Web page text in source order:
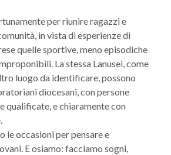
per riunire ragazzi e
in vista di esperienze di
quelle sportive, meno episodiche
La stessa Lanusei, come
luogo da identificare, possono
diocesani, con persone
qualificate, e chiaramente con
le occasioni per pensare e
E osiamo: facciamo sogni,